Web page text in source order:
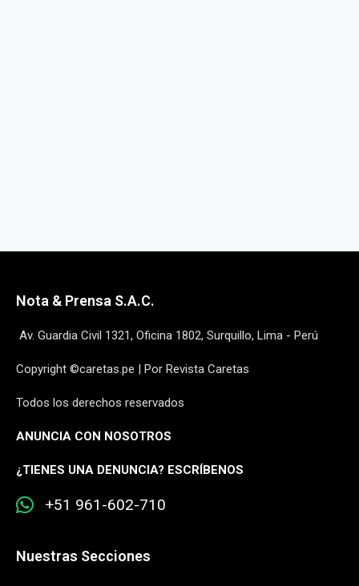
Nota & Prensa S.A.C.
Av. Guardia Civil 1321, Oficina 1802, Surquillo, Lima - Perú
Copyright ©caretas.pe | Por Revista Caretas
Todos los derechos reservados
ANUNCIA CON NOSOTROS
¿TIENES UNA DENUNCIA? ESCRÍBENOS
+51 961-602-710
Nuestras Secciones